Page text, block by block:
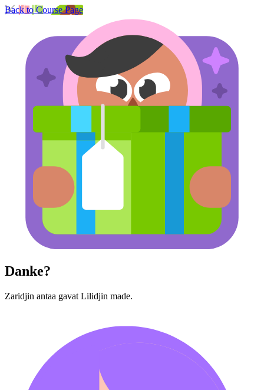
Back to Course Page
Danke?
Zaridjin antaa gavat Lilidjin made.